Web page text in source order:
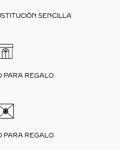
SENCILLA
PARA REGALO
PARA REGALO